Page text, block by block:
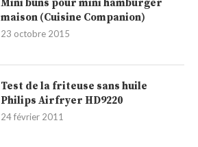
Mini buns pour mini hamburger
maison (Cuisine Companion)
23 octobre 2015
Test de la friteuse sans huile
Philips Airfryer HD9220
24 février 2011